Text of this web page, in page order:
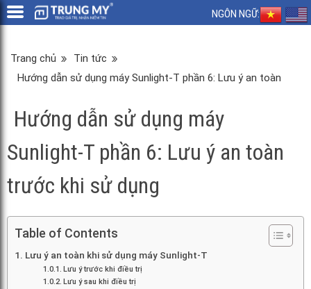
NGÔN NGỮ:
Trang chủ
Tin tức
Hướng dẫn sử dụng máy Sunlight-T phần 6: Lưu ý an toàn
Hướng dẫn sử dụng máy
Sunlight-T phần 6: Lưu ý an toàn
trước khi sử dụng
Table of Contents
Lưu ý an toàn khi sử dụng máy Sunlight-T
Lưu ý trước khi điều trị
Lưu ý sau khi điều trị